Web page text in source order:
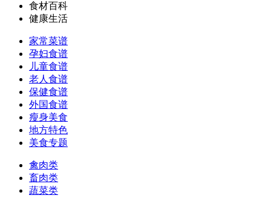
食材百科
健康生活
家常菜谱
孕妇食谱
儿童食谱
老人食谱
保健食谱
外国食谱
瘦身美食
地方特色
美食专题
禽肉类
畜肉类
蔬菜类